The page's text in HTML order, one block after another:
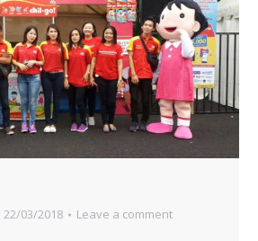
22/03/2018 Leave a comment